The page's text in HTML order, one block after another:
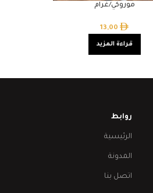
موروكي/غرام
13,00
قراءة المزيد
روابط
الرئيسية
المدونة
اتصل بنا